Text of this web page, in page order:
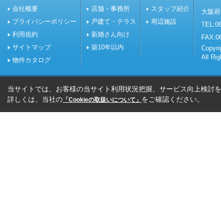
会社概要
プライバシーポリシー
利用規約
サイトマップ
物件カタログ
店舗・事務所
戸建て・テラス
新婚さん向け
築10年以内
スタッフ紹介
周辺施設
大阪
All
当サイトでは、お客様の当サイト利用状況把握、サービス向上検討
詳しくは、当社の 「Cookieの取扱いについて」 をご確認ください。